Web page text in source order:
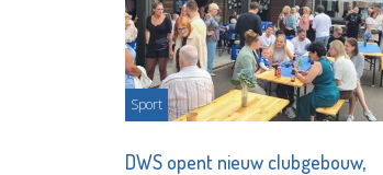
Sport
DWS opent nieuw clubgebouw,